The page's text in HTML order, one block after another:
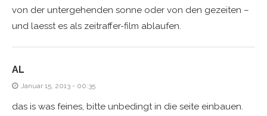
von der untergehenden sonne oder von den gezeiten –
und laesst es als zeitraffer-film ablaufen.
AL
Januar 15, 2013 - 00:35
das is was feines, bitte unbedingt in die seite einbauen.